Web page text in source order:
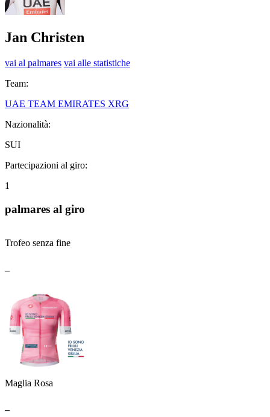
Jan Christen
vai al palmares vai alle statistiche
Team:
UAE TEAM EMIRATES XRG
Nazionalità:
SUI
Partecipazioni al giro:
1
palmares al giro
Trofeo senza fine
Maglia Rosa